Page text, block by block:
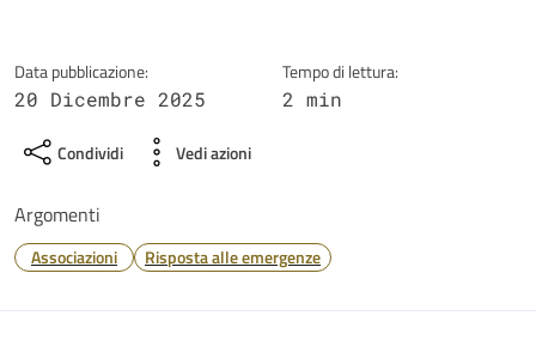
Data pubblicazione:
20 Dicembre 2025
Tempo di lettura:
2 min
Condividi Vedi azioni
Argomenti
Associazioni Risposta alle emergenze